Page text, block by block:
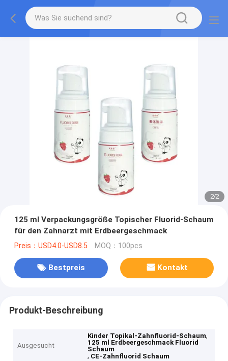
2/2
125 ml Verpackungsgröße Topischer Fluorid-Schaum
für den Zahnarzt mit Erdbeergeschmack
Preis：USD4.0-USD8.5 MOQ：100pcs
Bestpreis Kontakt
Produkt-Beschreibung
Ausgesucht
Kinder Topikal-Zahnfluorid-Schaum,
125 ml Erdbeergeschmack Fluorid
Schaum
, CE-Zahnfluorid Schaum